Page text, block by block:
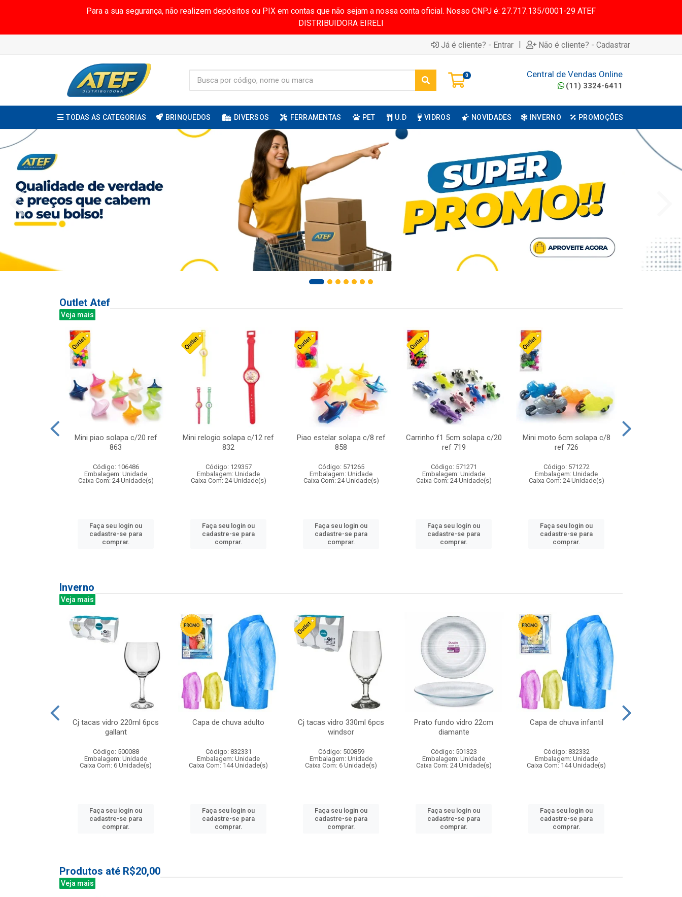
Para a sua segurança, não realizem depósitos ou PIX em contas que não sejam a nossa conta oficial. Nosso CNPJ é: 27.717.135/0001-29 ATEF
DISTRIBUIDORA EIRELI
Já é cliente? - Entrar | Não é cliente? - Cadastrar
0 Central de Vendas Online
(11) 3324-6411
TODAS AS CATEGORIAS BRINQUEDOS DIVERSOS FERRAMENTAS PET U.D VIDROS NOVIDADES INVERNO PROMOÇÕES
Outlet Atef
Veja mais
Mini piao solapa c/20 ref
863
Código: 106486
Embalagem: Unidade
Caixa Com: 24 Unidade(s)
Faça seu login ou
cadastre-se para
comprar.
Mini relogio solapa c/12 ref
832
Código: 129357
Embalagem: Unidade
Caixa Com: 24 Unidade(s)
Faça seu login ou
cadastre-se para
comprar.
Piao estelar solapa c/8 ref
858
Código: 571265
Embalagem: Unidade
Caixa Com: 24 Unidade(s)
Faça seu login ou
cadastre-se para
comprar.
Carrinho f1 5cm solapa c/20
ref 719
Código: 571271
Embalagem: Unidade
Caixa Com: 24 Unidade(s)
Faça seu login ou
cadastre-se para
comprar.
Mini moto 6cm solapa c/8
ref 726
Código: 571272
Embalagem: Unidade
Caixa Com: 24 Unidade(s)
Faça seu login ou
cadastre-se para
comprar.
Inverno
Veja mais
Cj tacas vidro 220ml 6pcs
gallant
Código: 500088
Embalagem: Unidade
Caixa Com: 6 Unidade(s)
Faça seu login ou
cadastre-se para
comprar.
Capa de chuva adulto
Código: 832331
Embalagem: Unidade
Caixa Com: 144 Unidade(s)
Faça seu login ou
cadastre-se para
comprar.
Cj tacas vidro 330ml 6pcs
windsor
Código: 500859
Embalagem: Unidade
Caixa Com: 6 Unidade(s)
Faça seu login ou
cadastre-se para
comprar.
Prato fundo vidro 22cm
diamante
Código: 501323
Embalagem: Unidade
Caixa Com: 24 Unidade(s)
Faça seu login ou
cadastre-se para
comprar.
Capa de chuva infantil
Código: 832332
Embalagem: Unidade
Caixa Com: 144 Unidade(s)
Faça seu login ou
cadastre-se para
comprar.
Produtos até R$20,00
Veja mais